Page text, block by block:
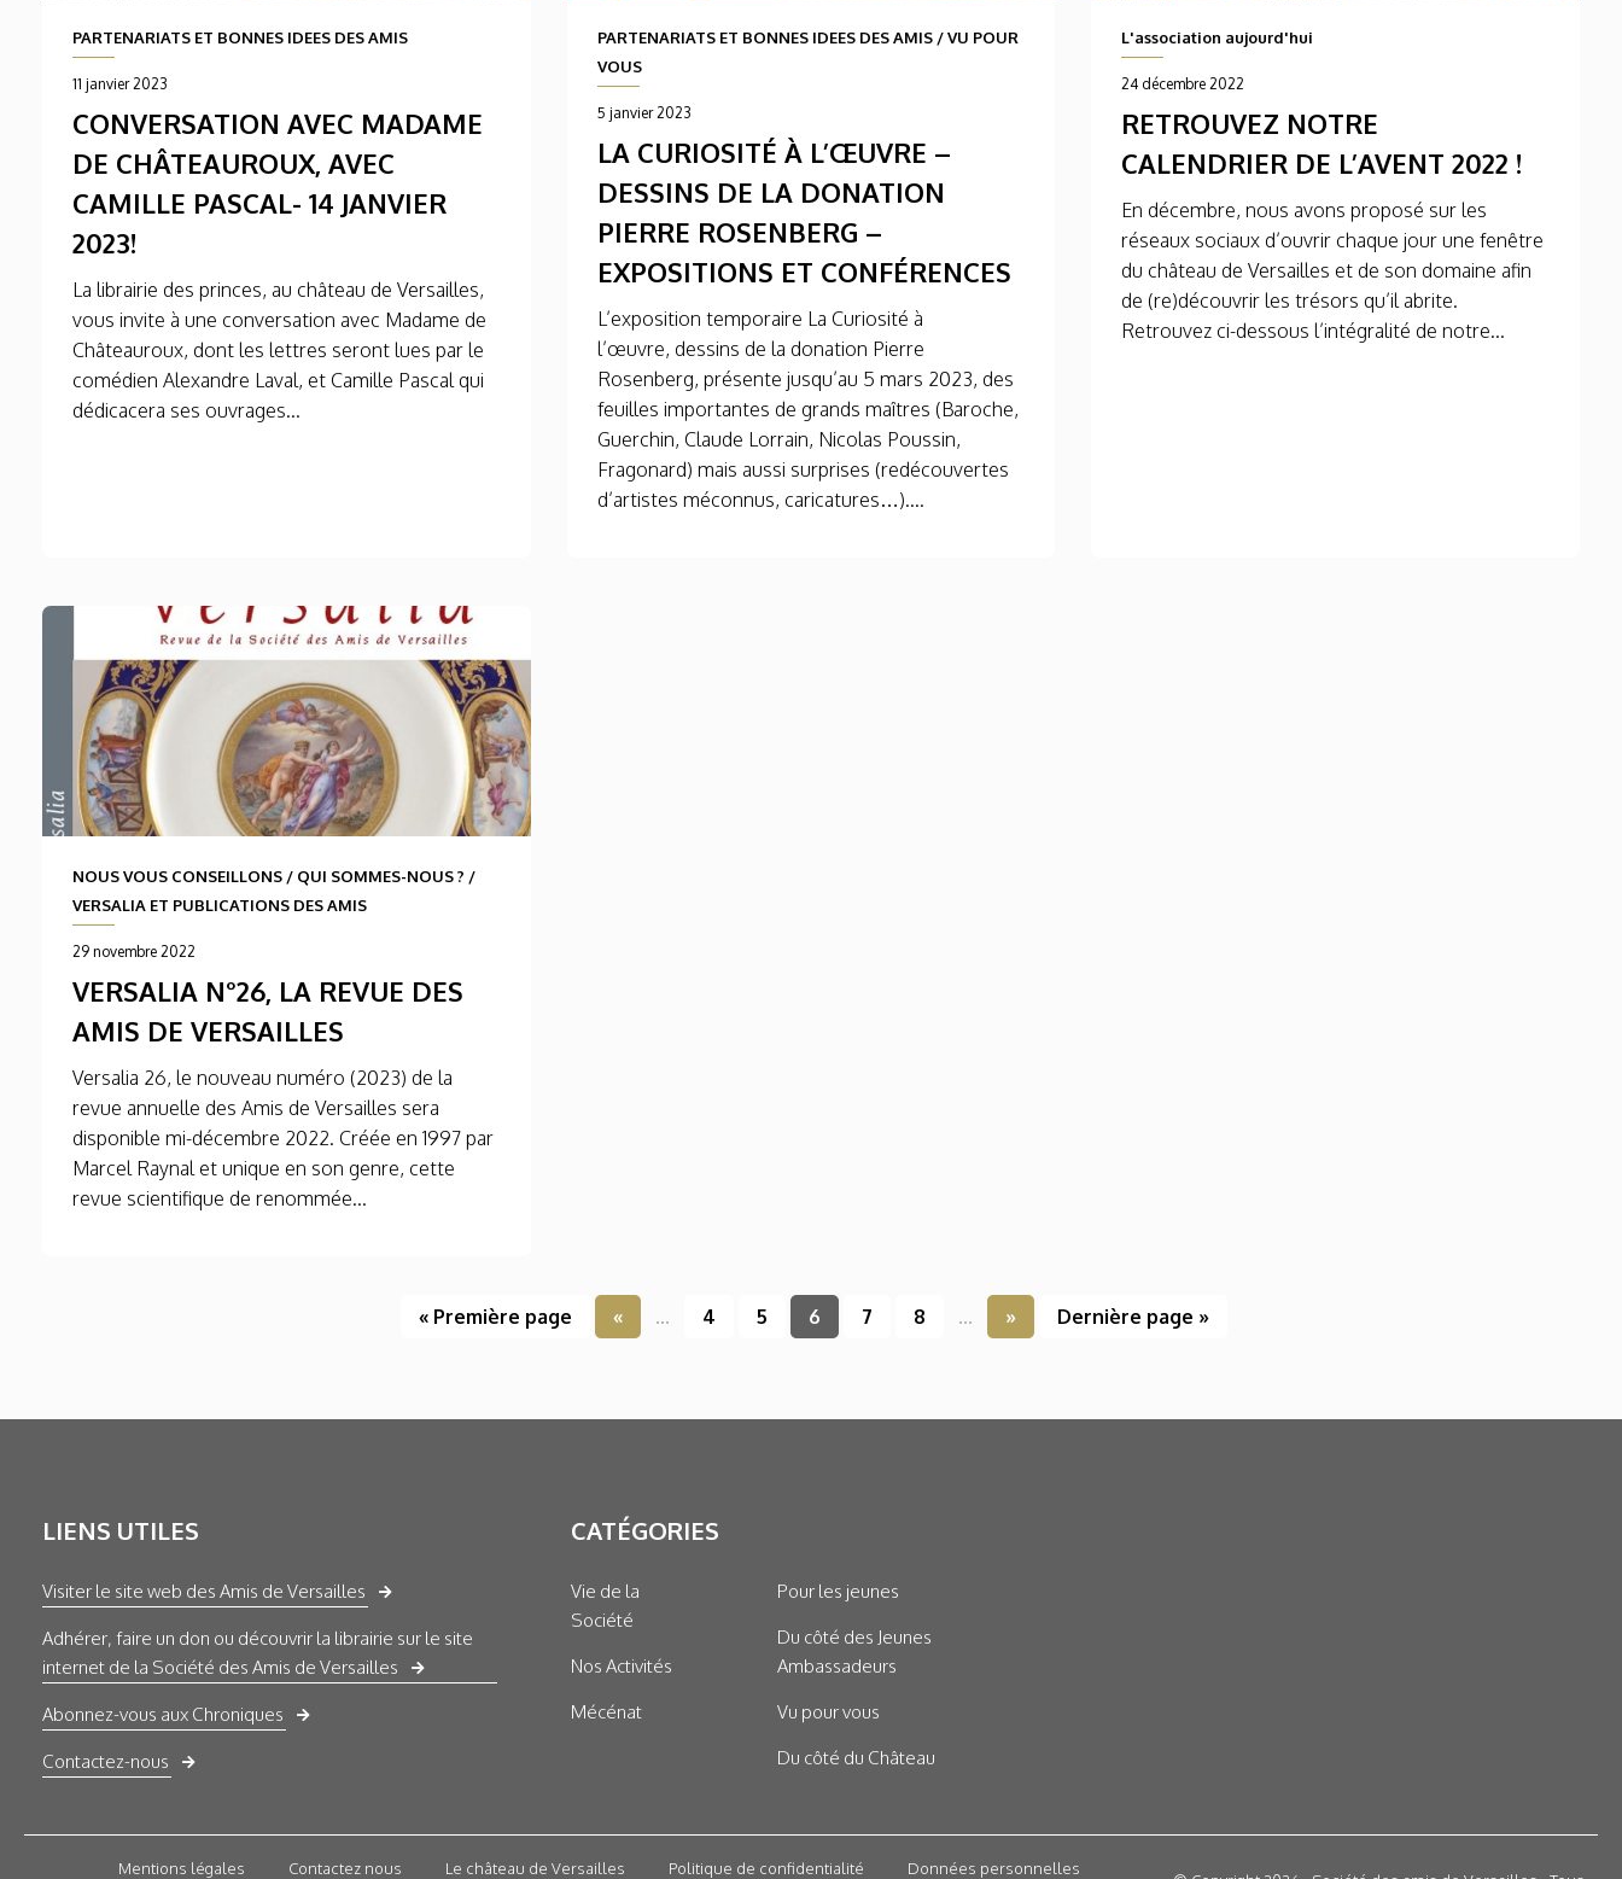
PARTENARIATS ET BONNES IDEES DES AMIS
11 janvier 2023
CONVERSATION AVEC MADAME
DE CHÂTEAUROUX, AVEC
CAMILLE PASCAL- 14 JANVIER
2023!
La librairie des princes, au château de Versailles,
vous invite à une conversation avec Madame de
Châteauroux, dont les lettres seront lues par le
comédien Alexandre Laval, et Camille Pascal qui
dédicacera ses ouvrages...
PARTENARIATS ET BONNES IDEES DES AMIS/VU POUR
VOUS
5 janvier 2023
LA CURIOSITÉ À L’ŒUVRE –
DESSINS DE LA DONATION
PIERRE ROSENBERG –
EXPOSITIONS ET CONFÉRENCES
L’exposition temporaire La Curiosité à
l’œuvre, dessins de la donation Pierre
Rosenberg, présente jusqu’au 5 mars 2023, des
feuilles importantes de grands maîtres (Baroche,
Guerchin, Claude Lorrain, Nicolas Poussin,
Fragonard) mais aussi surprises (redécouvertes
d’artistes méconnus, caricatures…)....
L'association aujourd'hui
24 décembre 2022
RETROUVEZ NOTRE
CALENDRIER DE L’AVENT 2022 !
En décembre, nous avons proposé sur les
réseaux sociaux d’ouvrir chaque jour une fenêtre
du château de Versailles et de son domaine afin
de (re)découvrir les trésors qu’il abrite.
Retrouvez ci-dessous l’intégralité de notre...
NOUS VOUS CONSEILLONS / QUI SOMMES-NOUS ? /
VERSALIA ET PUBLICATIONS DES AMIS
29 novembre 2022
VERSALIA N°26, LA REVUE DES
AMIS DE VERSAILLES
Versalia 26, le nouveau numéro (2023) de la
revue annuelle des Amis de Versailles sera
disponible mi-décembre 2022. Créée en 1997 par
Marcel Raynal et unique en son genre, cette
revue scientifique de renommée...
« Première page « ... 4 5 6 7 8 ... » Dernière page »
LIENS UTILES
Visiter le site web des Amis de Versailles
Adhérer, faire un don ou découvrir la librairie sur le site
internet de la Société des Amis de Versailles
Abonnez-vous aux Chroniques
Contactez-nous
CATÉGORIES
Vie de la
Société
Nos Activités
Mécénat
Pour les jeunes
Du côté des Jeunes
Ambassadeurs
Vu pour vous
Du côté du Château
Mentions légales Contactez nous Le château de Versailles Politique de confidentialité Données personnelles